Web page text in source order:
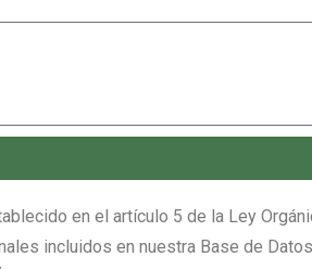
en el artículo 5 de la Ley
incluidos en nuestra Base de